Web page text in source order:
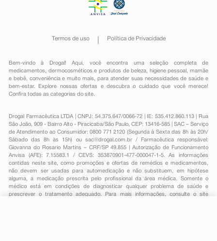
Termos de uso Política de Privacidade
Bem-vindo à Drogal! Aqui, você encontra uma seleção completa de
medicamentos , dermocosméticos e produtos de beleza, higiene pessoal ,mamãe
e bebê, conveniênciae muito mais, para atender suas necessidades de saúde e
bem-estar. Explore nossas ofertas e descubra o cuidado que você merece!
Confira todas as categorias do site.
Drogal Farmacêutica LTDA | CNPJ: 54.375.647/0066-72 | IE: 535.412.860.113 | Rua
São João, 909 - Bairro Alto - Piracicaba/São Paulo, CEP: 13416-585 | SAC – Serviço
de Atendimento ao Consumidor: 0800 771 2120 (Segunda à Sexta das 8h às 20h/
Sábado das 8h às 15h) ou sac@drogal.com.br/ Farmacêutica responsável:
Giovanna do Rosario Martins – CRF/SP 49.855 | Autorização de Funcionamento
Anvisa (AFE): 7.15583.1 / CEVS: 353870901-477-000047-1-5. As informações
contidas neste site, como promoções e ofertas de remédios e medicamentos,
não devem ser usadas para automedicação e não substituem, em hipótese
alguma, a medicação prescrita pelo profissional da área médica. Somente o
médico está em condições de diagnosticar qualquer problema de saúde e
prescrever o tratamento adequado. Para mais informações, consulte o site